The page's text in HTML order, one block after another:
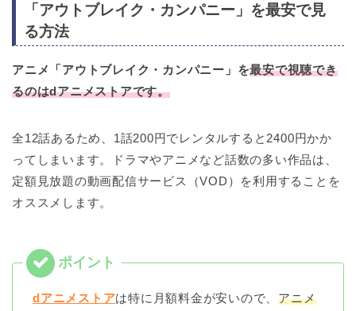
「アウトブレイク・カンパニー」を最安で見
る方法
アニメ「アウトブレイク・カンパニー」を最安で視聴でき
るのはdアニメストアです。
全12話あるため、1話200円でレンタルすると2400円かか
ってしまいます。ドラマやアニメなど話数の多い作品は、
定額見放題の動画配信サービス（VOD）を利用することを
オススメします。
dアニメストアは特に月額料金が安いので、アニメ